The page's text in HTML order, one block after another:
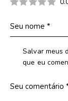
Salvar meus
que eu